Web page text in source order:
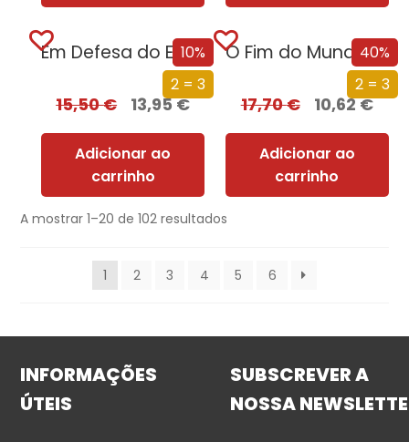
10%
2 = 3
Em Defesa do Erotismo
15,50€ 13,95€
Adicionar ao
carrinho
40%
2 = 3
O Fim do Mundo em Cuecas
17,70€ 10,62€
Adicionar ao
carrinho
A mostrar 1–20 de 102 resultados
1 2 3 4 5 6
INFORMAÇÕES
ÚTEIS
SUBSCREVER A
NOSSA